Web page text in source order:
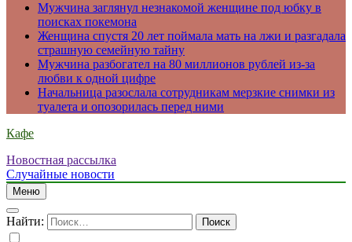
Мужчина заглянул незнакомой женщине под юбку в
поисках покемона
Женщина спустя 20 лет поймала мать на лжи и разгадала
страшную семейную тайну
Мужчина разбогател на 80 миллионов рублей из-за
любви к одной цифре
Начальница разослала сотрудникам мерзкие снимки из
туалета и опозорилась перед ними
Кафе
Новостная рассылка
Случайные новости
Меню
Найти: